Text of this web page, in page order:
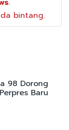
bintang.
98 Dorong
Baru